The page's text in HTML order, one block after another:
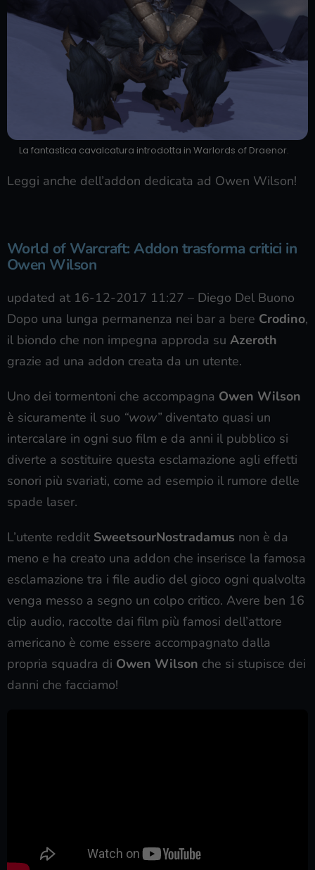
La fantastica cavalcatura introdotta in Warlords of Draenor.
Leggi anche dell’addon dedicata ad Owen Wilson!
World of Warcraft: Addon trasforma critici in
Owen Wilson
updated at 16-12-2017 11:27 – Diego Del Buono
Dopo una lunga permanenza nei bar a bere Crodino,
il biondo che non impegna approda su Azeroth
grazie ad una addon creata da un utente.
Uno dei tormentoni che accompagna Owen Wilson
è sicuramente il suo “wow” diventato quasi un
intercalare in ogni suo film e da anni il pubblico si
diverte a sostituire questa esclamazione agli effetti
sonori più svariati, come ad esempio il rumore delle
spade laser.
L’utente reddit SweetsourNostradamus non è da
meno e ha creato una addon che inserisce la famosa
esclamazione tra i file audio del gioco ogni qualvolta
venga messo a segno un colpo critico. Avere ben 16
clip audio, raccolte dai film più famosi dell’attore
americano è come essere accompagnato dalla
propria squadra di Owen Wilson che si stupisce dei
danni che facciamo!